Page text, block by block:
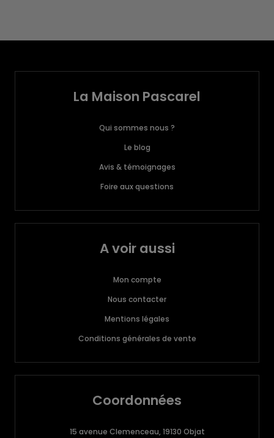
La Maison Pascarel
Qui sommes nous ?
Le blog
Avis & témoignages
Foire aux questions
A voir aussi
Mon compte
Nous contacter
Mentions légales
Conditions générales de vente
Coordonnées
15 avenue Clemenceau, 19130 Objat